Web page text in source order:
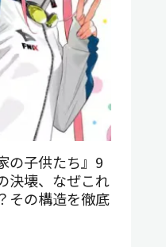
の子供たち』9
決壊、なぜこれ
その構造を徹底